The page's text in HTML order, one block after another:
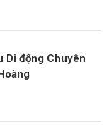
Di động Chuyên